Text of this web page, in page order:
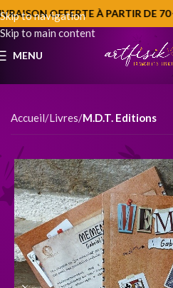
Skip to navigation
Skip to main content
OFFERTE À PARTIR DE 70
MENU
Accueil Livres M.D.T. Editions